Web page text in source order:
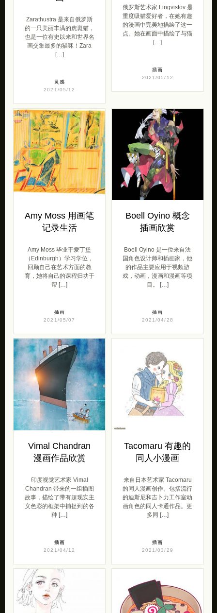
Zarathustra 是来自俄罗斯
的一只美丽丰满的虎斑猫，
也是一位有史以来和世界名
画交集最多的猫咪！Zara
[…]
灵感
2021/05/12
俄罗斯艺术家 Lingvistov 是
重度吸猫爱好者，在她有趣
的漫画中完美地描绘了这一
点。她在画面中描绘了与猫
[…]
插画
2021/05/12
Amy Moss 用画笔
记录生活
Amy Moss 毕业于爱丁堡
（Edinburgh）学习学位，
回顾自己在艺术方面的教
育，她将自己的课程归功于
帮 […]
插画
2021/05/07
Boell Oyino 概念
插画欣赏
Boell Oyino 是一位来自法
国角色设计师和插画家，他
的作品主要应用于视频游
戏，动画，漫画和漫画等项
目。 […]
插画
2021/04/28
Vimal Chandran
漫画作品欣赏
印度视觉艺术家 Vimal
Chandran 带来的一组插图
故事，描绘了带有超现实主
义色彩的框架中捕捉到的各
种 […]
插画
2021/04/12
Tacomaru 有趣的
同人小漫画
来自日本艺术家 Tacomaru
的同人漫画创作。包括流行
的迪斯尼和吉卜力工作室动
画角色的同人卡通作品。更
多同 […]
插画
2021/03/29